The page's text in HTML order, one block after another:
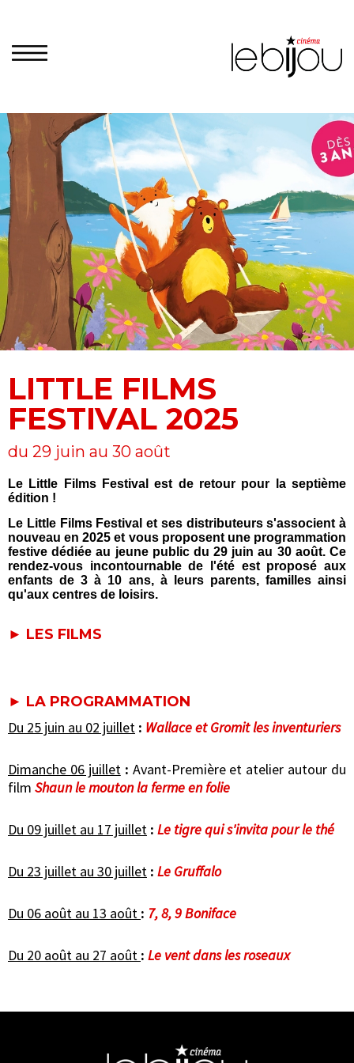
LITTLE FILMS
FESTIVAL 2025
du 29 juin au 30 août
Le Little Films Festival est de retour pour la septième
édition !
Le Little Films Festival et ses distributeurs s'associent à
nouveau en 2025 et vous proposent une programmation
festive dédiée au jeune public du 29 juin au 30 août. Ce
rendez-vous incontournable de l'été est proposé aux
enfants de 3 à 10 ans, à leurs parents, familles ainsi
qu'aux centres de loisirs.
► LES FILMS
► LA PROGRAMMATION
Du 25 juin au 02 juillet : Wallace et Gromit les inventuriers
Dimanche 06 juillet: Avant-Première et atelier autour du
film Shaun le mouton la ferme en folie
Du 09 juillet au 17 juillet : Le tigre qui s'invita pour le thé
Du 23 juillet au 30 juillet : Le Gruffalo
Du 06 août au 13 août : 7, 8, 9 Boniface
Du 20 août au 27 août : Le vent dans les roseaux